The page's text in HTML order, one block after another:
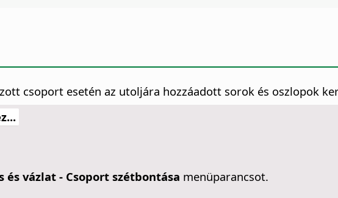
csoport esetén az utoljára hozzáadott sorok és oszlopok
és vázlat - Csoport szétbontása menüparancsot.